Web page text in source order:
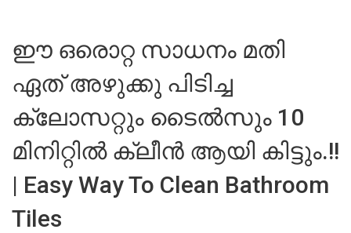
ഈ ഒരൊറ്റ സാധനം മതി
ഏത് അഴുക്കു പിടിച്ച
ക്ലോസറ്റും ടൈൽസും 10
മിനിറ്റിൽ ക്ലീൻ ആയി കിട്ടും.!!
| Easy Way To Clean Bathroom
Tiles